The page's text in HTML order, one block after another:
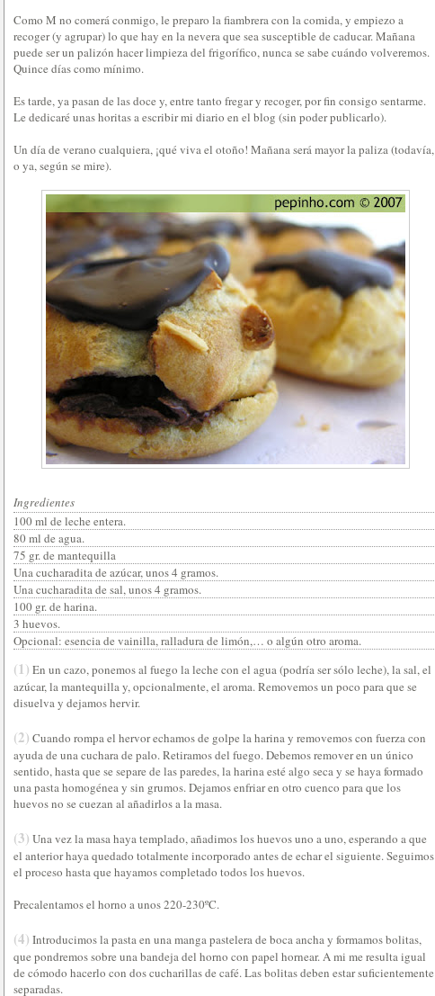
Como M no comerá conmigo, le preparo la fiambrera con la comida, y empiezo a
recoger (y agrupar) lo que hay en la nevera que sea susceptible de caducar. Mañana
puede ser un palizón hacer limpieza del frigorífico, nunca se sabe cuándo volveremos.
Quince días como mínimo.
Es tarde, ya pasan de las doce y, entre tanto fregar y recoger, por fin consigo sentarme.
Le dedicaré unas horitas a escribir mi diario en el blog (sin poder publicarlo).
Un día de verano cualquiera, ¡qué viva el otoño! Mañana será mayor la paliza (todavía,
o ya, según se mire).
Ingredientes
100 ml de leche entera.
80 ml de agua.
75 gr. de mantequilla
Una cucharadita de azúcar, unos 4 gramos.
Una cucharadita de sal, unos 4 gramos.
100 gr. de harina.
3 huevos.
Opcional: esencia de vainilla, ralladura de limón,… o algún otro aroma.
(1) En un cazo, ponemos al fuego la leche con el agua (podría ser sólo leche), la sal, el
azúcar, la mantequilla y, opcionalmente, el aroma. Removemos un poco para que se
disuelva y dejamos hervir.
(2) Cuando rompa el hervor echamos de golpe la harina y removemos con fuerza con
ayuda de una cuchara de palo. Retiramos del fuego. Debemos remover en un único
sentido, hasta que se separe de las paredes, la harina esté algo seca y se haya formado
una pasta homogénea y sin grumos. Dejamos enfriar en otro cuenco para que los
huevos no se cuezan al añadirlos a la masa.
(3) Una vez la masa haya templado, añadimos los huevos uno a uno, esperando a que
el anterior haya quedado totalmente incorporado antes de echar el siguiente. Seguimos
el proceso hasta que hayamos completado todos los huevos.
Precalentamos el horno a unos 220-230ºC.
(4) Introducimos la pasta en una manga pastelera de boca ancha y formamos bolitas,
que pondremos sobre una bandeja del horno con papel hornear. A mi me resulta igual
de cómodo hacerlo con dos cucharillas de café. Las bolitas deben estar suficientemente
separadas.